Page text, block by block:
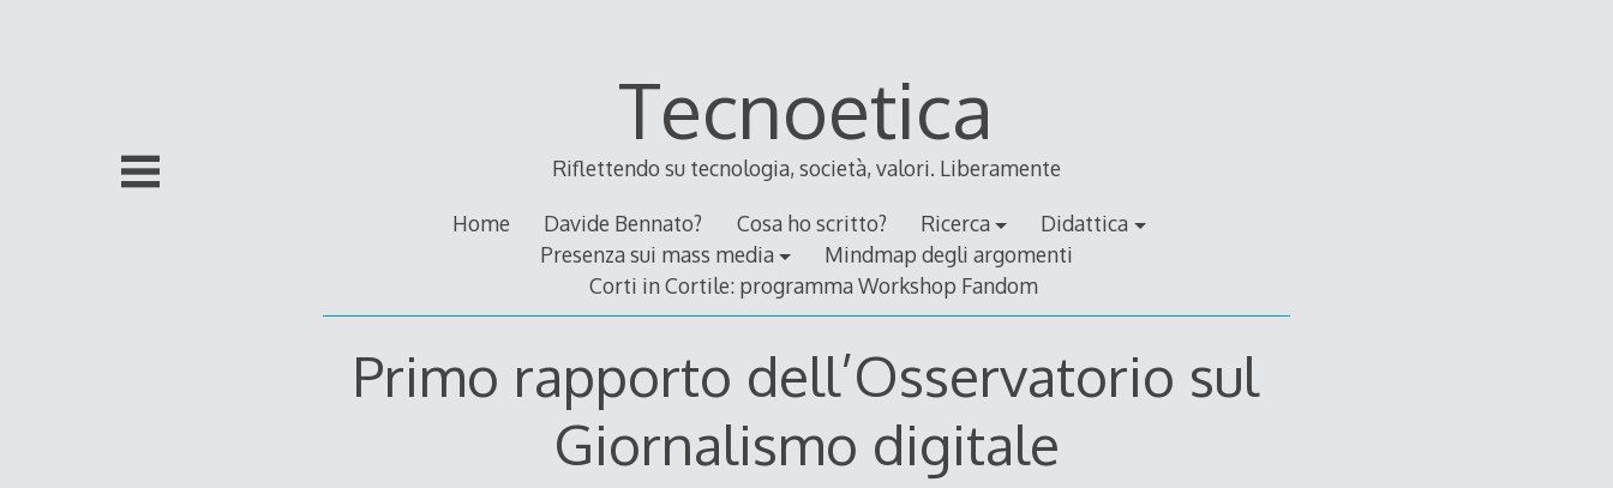
Tecnoetica
Riflettendo su tecnologia, società, valori. Liberamente
Home Davide Bennato? Cosa ho scritto? Ricerca
Didattica
Presenza sui mass media
Mindmap degli argomenti
Corti in Cortile: programma Workshop Fandom
Primo rapporto dell’Osservatorio sul
Giornalismo digitale